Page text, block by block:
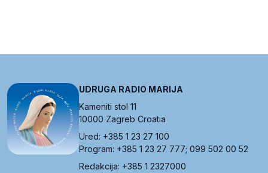
UDRUGA RADIO MARIJA
Kameniti stol 11
10000 Zagreb Croatia
Ured: +385 1 23 27 100
Program: +385 1 23 27 777; 099 502 00 52
Redakcija: +385 1 2327000